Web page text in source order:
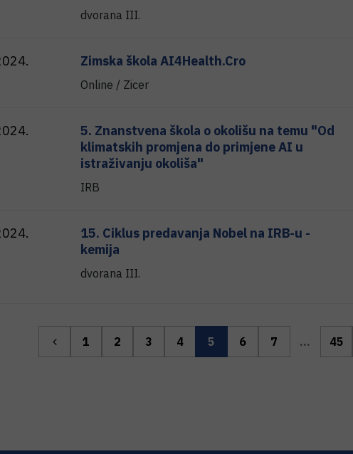
dvorana III.
Zimska škola AI4Health.Cro
Online / Zicer
5. Znanstvena škola o okolišu na temu "Od
klimatskih promjena do primjene AI u
istraživanju okoliša"
IRB
15. Ciklus predavanja Nobel na IRB-u -
kemija
dvorana III.
1 2 3 4 5 6 7 ... 45